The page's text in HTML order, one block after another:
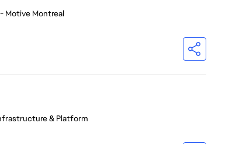
Motive Montreal
& Platform